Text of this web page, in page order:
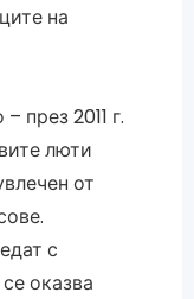
на
през 2011 г.
люти
от
с
оказва